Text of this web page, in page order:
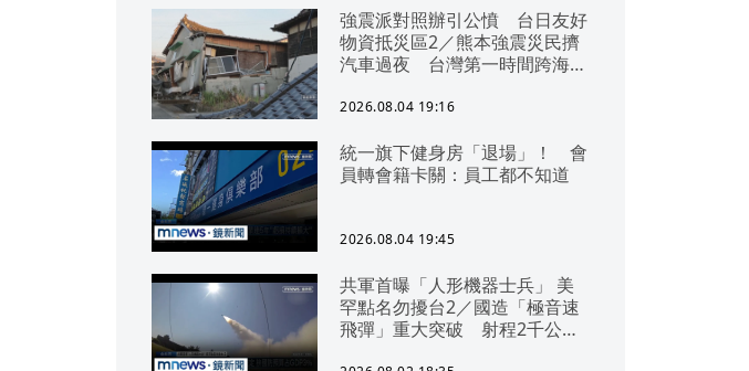
強震派對照辦引公憤 台日友好
物資抵災區2／熊本強震災民擠
汽車過夜 台灣第一時間跨海急
2026.08.04 19:16
統一旗下健身房「退場」！ 會
員轉會籍卡關：員工都不知道
2026.08.04 19:45
共軍首曝「人形機器士兵」 美
罕點名勿擾台2／國造「極音速
飛彈」重大突破 射程2千公里